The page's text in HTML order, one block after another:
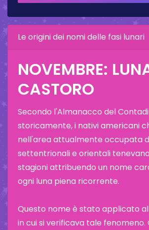
Le origini dei nomi delle fasi lunari
NOVEMBRE:
CASTORO
Secondo l'Almanacco del
storicamente, i nativi americani
nell'area attualmente occupata
settentrionali e orientali
stagioni attribuendo un nome
ogni luna piena ricorrente.
Questo nome è stato applicato
in cui si verificava tale fenomeno.